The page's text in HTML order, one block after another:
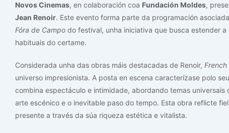
Novos Cinemas, en colaboración coa Fundación Moldes,
Jean Renoir. Este evento forma parte da programación
Fóra de Campo do festival, unha iniciativa que busca estender
habituais do certame.
Considerada unha das obras máis destacadas de Renoir, French
universo impresionista. A posta en escena caracterízase polo
combina espectáculo e intimidade, abordando temas
arte escénico e o inevitable paso do tempo. Esta obra reflicte
presente a través da súa riqueza estética e vitalista.